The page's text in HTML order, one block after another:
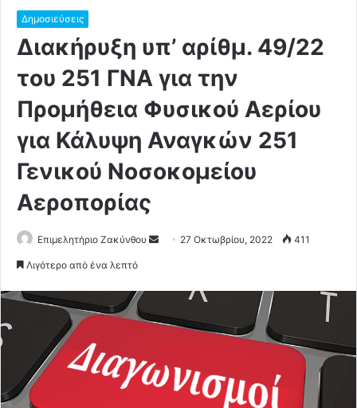
Δημοσιεύσεις
Διακήρυξη υπ’ αρίθμ. 49/22
του 251 ΓΝΑ για την
Προμήθεια Φυσικού Αερίου
για Κάλυψη Αναγκών 251
Γενικού Νοσοκομείου
Αεροπορίας
Επιμελητήριο Ζακύνθου
a
m
27 Οκτωβρίου, 2022 411
Λιγότερο από ένα λεπτό